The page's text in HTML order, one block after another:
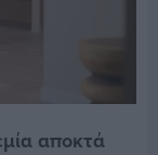
αποκτά